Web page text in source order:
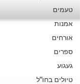
טעמים
אמנות
אורחים
ספרים
געגוע
טיולים בחו"ל